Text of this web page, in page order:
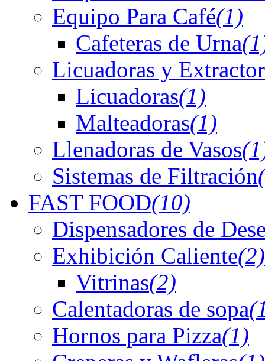
Equipo Para Café(1)
Cafeteras de Urna
Licuadoras y
Licuadoras(1)
Malteadoras(1)
Llenadoras de Vasos
Sistemas de Filtración
FAST FOOD(10)
Dispensadores de
Exhibición Caliente(2)
Vitrinas(2)
Calentadoras de sopa
Hornos para Pizza(1)